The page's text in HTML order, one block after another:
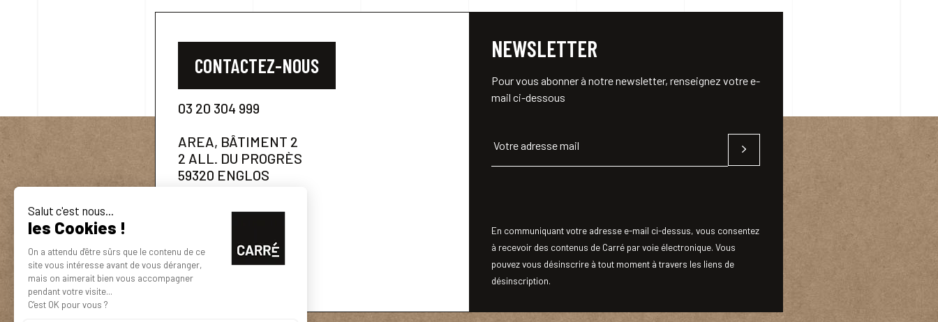
CONTACTEZ-NOUS
03 20 304 999
AREA, BÂTIMENT 2
2 ALL. DU PROGRÈS
59320 ENGLOS
NEWSLETTER
Pour vous abonner à notre newsletter, renseignez votre e-
mail ci-dessous
Votre adresse mail
En communiquant votre adresse e-mail ci-dessus, vous consentez
à recevoir des contenus de Carré par voie électronique. Vous
pouvez vous désinscrire à tout moment à travers les liens de
désinscription.